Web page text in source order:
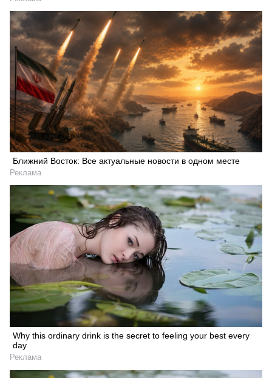
Ближний Восток: Все актуальные новости в одном месте
Реклама
Why this ordinary drink is the secret to feeling your best every
day
Реклама